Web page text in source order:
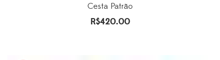
Cesta Patrão
R$420.00